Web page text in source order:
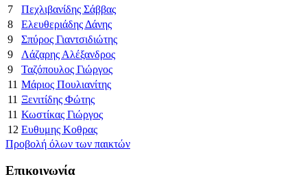
7
Πεχλιβανίδης Σάββας
8
Ελευθεριάδης Δάνης
9
Σπύρος Γιαντσιδιώτης
9
Λάζαρης Αλέξανδρος
9
Ταζόπουλος Γιώργος
11 Μάριος Πουλιανίτης
11 Ξενιτίδης Φώτης
11 Κωστίκας Γιώργος
12 Ευθυμης Κοθρας
Προβολή όλων των παικτών
Επικοινωνία